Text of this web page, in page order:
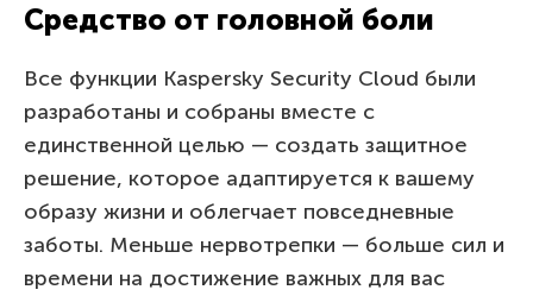
Средство от головной боли
Все функции Kaspersky Security Cloud были
разработаны и собраны вместе с
единственной целью — создать защитное
решение, которое адаптируется к вашему
образу жизни и облегчает повседневные
заботы. Меньше нервотрепки — больше сил и
времени на достижение важных для вас